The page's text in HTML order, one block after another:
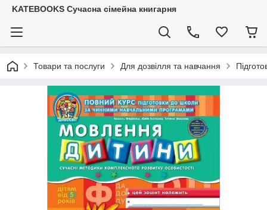
KATEBOOKS Сучасна сімейна книгарня
Товари та послуги Для дозвілля та навчання